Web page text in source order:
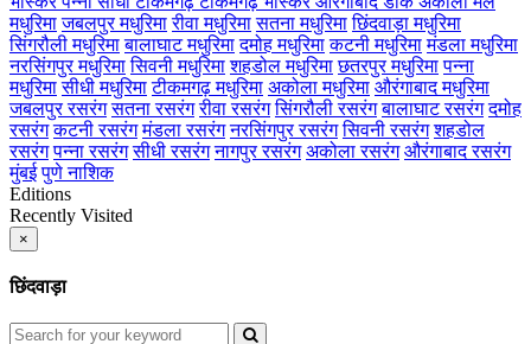
मधुरिमा जबलपुर मधुरिमा रीवा मधुरिमा सतना मधुरिमा छिंदवाड़ा मधुरिमा
सिंगरौली मधुरिमा बालाघाट मधुरिमा दमोह मधुरिमा कटनी मधुरिमा मंडला मधुरिमा
नरसिंगपुर मधुरिमा सिवनी मधुरिमा शहडोल मधुरिमा छतरपुर मधुरिमा पन्ना
मधुरिमा सीधी मधुरिमा टीकमगढ़ मधुरिमा अकोला मधुरिमा औरंगाबाद मधुरिमा
जबलपुर रसरंग सतना रसरंग रीवा रसरंग सिंगरौली रसरंग बालाघाट रसरंग दमोह
रसरंग कटनी रसरंग मंडला रसरंग नरसिंगपुर रसरंग सिवनी रसरंग शहडोल
रसरंग पन्ना रसरंग सीधी रसरंग नागपुर रसरंग अकोला रसरंग औरंगाबाद रसरंग
मुंबई पुणेनाशिक
Editions
Recently Visited
×
छिंदवाड़ा